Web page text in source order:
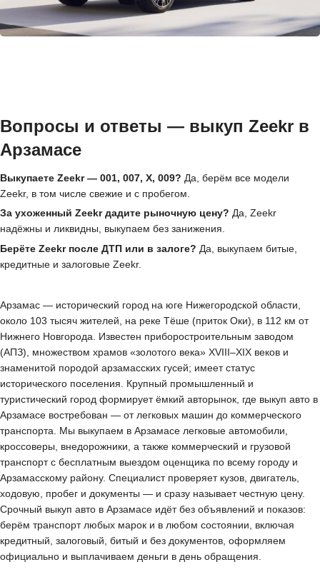
Вопросы и ответы — выкуп Zeekr в
Арзамасе
Выкупаете Zeekr — 001, 007, X, 009? Да, берём все модели
Zeekr, в том числе свежие и с пробегом.
За ухоженный Zeekr дадите рыночную цену? Да, Zeekr
надёжны и ликвидны, выкупаем без занижения.
Берёте Zeekr после ДТП или в залоге? Да, выкупаем битые,
кредитные и залоговые Zeekr.
Арзамас — исторический город на юге Нижегородской области,
около 103 тысяч жителей, на реке Тёше (приток Оки), в 112 км от
Нижнего Новгорода. Известен приборостроительным заводом
(АПЗ), множеством храмов «золотого века» XVIII–XIX веков и
знаменитой породой арзамасских гусей; имеет статус
исторического поселения. Крупный промышленный и
туристический город формирует ёмкий авторынок, где выкуп авто в
Арзамасе востребован — от легковых машин до коммерческого
транспорта. Мы выкупаем в Арзамасе легковые автомобили,
кроссоверы, внедорожники, а также коммерческий и грузовой
транспорт с бесплатным выездом оценщика по всему городу и
Арзамасскому району. Специалист проверяет кузов, двигатель,
ходовую, пробег и документы — и сразу называет честную цену.
Срочный выкуп авто в Арзамасе идёт без объявлений и показов:
берём транспорт любых марок и в любом состоянии, включая
кредитный, залоговый, битый и без документов, оформляем
официально и выплачиваем деньги в день обращения.